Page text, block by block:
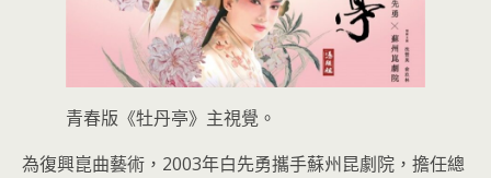
青春版《牡丹亭》主視覺。
為復興崑曲藝術，2003年白先勇攜手蘇州昆劇院，擔任總